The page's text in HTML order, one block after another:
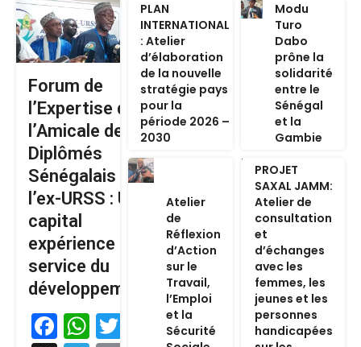
Forum de
l’Expertise de
l’Amicale des
Diplômés
Sénégalais de
l’ex-URSS : Un
capital
expérience au
service du
développement
Facebook
WhatsApp
Twitter
PLAN
INTERNATIONAL
: Atelier
d’élaboration
de la nouvelle
stratégie pays
pour la
période 2026 –
2030
Modu
Turo
Dabo
prône la
solidarité
entre le
Sénégal
et la
Gambie
Atelier
de
Réflexion
d’Action
sur le
Travail,
l’Emploi
et la
Sécurité
PROJET
SAXAL JAMM:
Atelier de
consultation
et
d’échanges
avec les
femmes, les
jeunes et les
personnes
handicapées